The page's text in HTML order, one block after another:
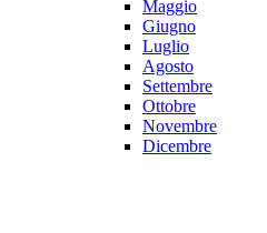
Maggio
Giugno
Luglio
Agosto
Settembre
Ottobre
Novembre
Dicembre